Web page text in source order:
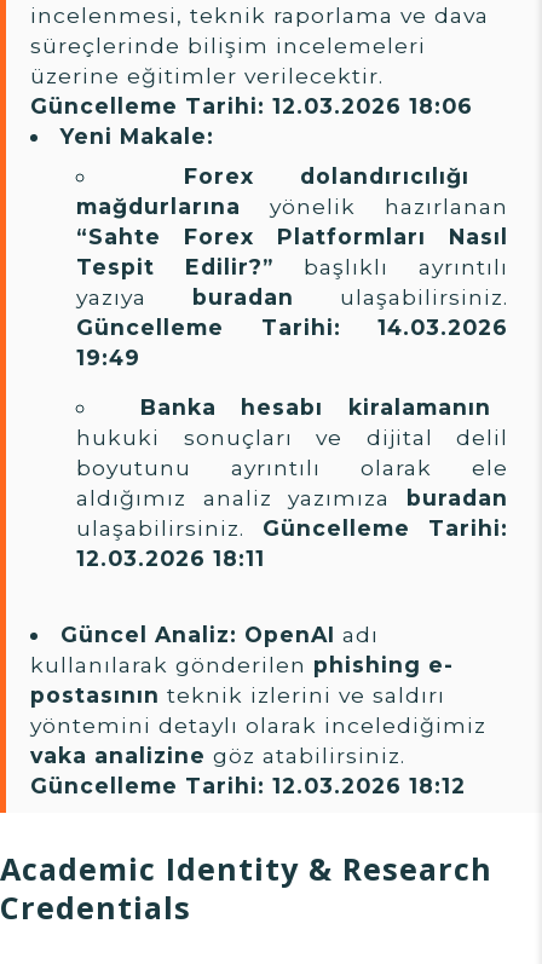
incelenmesi, teknik raporlama ve dava
süreçlerinde bilişim incelemeleri
üzerine eğitimler verilecektir.
Güncelleme Tarihi: 12.03.2026 18:06
Yeni Makale:
Forex dolandırıcılığı
mağdurlarına yönelik hazırlanan
“Sahte Forex Platformları Nasıl
Tespit Edilir?” başlıklı ayrıntılı
yazıya
buradan ulaşabilirsiniz.
Güncelleme Tarihi: 14.03.2026
19:49
Banka hesabı kiralamanın
hukuki sonuçları ve dijital delil
boyutunu ayrıntılı olarak ele
aldığımız analiz yazımıza
buradan
ulaşabilirsiniz. Güncelleme Tarihi:
12.03.2026 18:11
Güncel Analiz: OpenAI adı
kullanılarak gönderilen phishing e-
postasının teknik izlerini ve saldırı
yöntemini detaylı olarak incelediğimiz
vaka analizine göz atabilirsiniz.
Güncelleme Tarihi: 12.03.2026 18:12
Academic Identity & Research
Credentials